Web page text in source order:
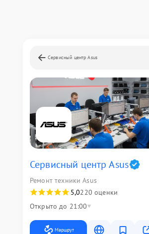
Сервисный центр Asus
Сервисный центр Asus
Ремонт техники Asus
5,0220 оценки
Открыто до 21:00
Маршрут